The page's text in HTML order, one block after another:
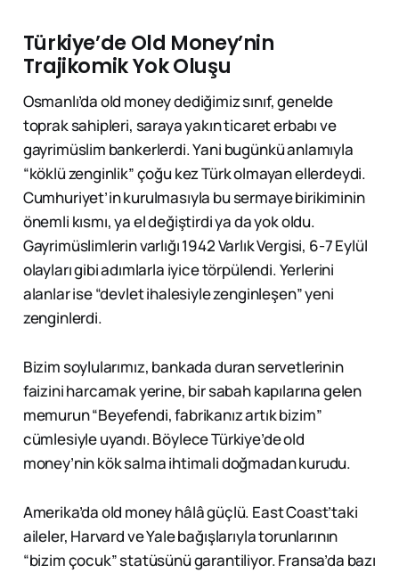
Türkiye’de Old Money’nin
Trajikomik Yok Oluşu
Osmanlı’da old money dediğimiz sınıf, genelde
toprak sahipleri, saraya yakın ticaret erbabı ve
gayrimüslim bankerlerdi. Yani bugünkü anlamıyla
“köklü zenginlik” çoğu kez Türk olmayan ellerdeydi.
Cumhuriyet’in kurulmasıyla bu sermaye birikiminin
önemli kısmı, ya el değiştirdi ya da yok oldu.
Gayrimüslimlerin varlığı 1942 Varlık Vergisi, 6-7 Eylül
olayları gibi adımlarla iyice törpülendi. Yerlerini
alanlar ise “devlet ihalesiyle zenginleşen” yeni
zenginlerdi.
Bizim soylularımız, bankada duran servetlerinin
faizini harcamak yerine, bir sabah kapılarına gelen
memurun “Beyefendi, fabrikanız artık bizim”
cümlesiyle uyandı. Böylece Türkiye’de old
money’nin kök salma ihtimali doğmadan kurudu.
Amerika’da old money hâlâ güçlü. East Coast’taki
aileler, Harvard ve Yale bağışlarıyla torunlarının
“bizim çocuk” statüsünü garantiliyor. Fransa’da bazı